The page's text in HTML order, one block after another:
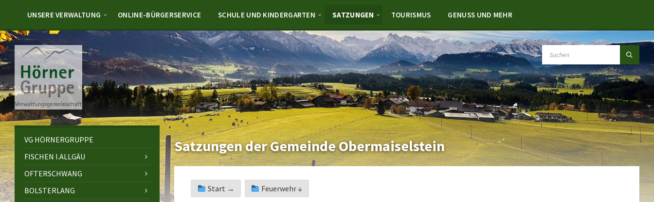
sidebar
UNSERE VERWALTUNG ONLINE-BÜRGERSERVICE SCHULE UND KINDERGARTEN SATZUNGEN TOURISMUS GENUSS UND MEHR
SEARCH:
Satzungen der Gemeinde Obermaiselstein
Start → Feuerwehr ↓
VG HÖRNERGRUPPE
FISCHEN I.ALLGÄU
OFTERSCHWANG
BOLSTERLANG